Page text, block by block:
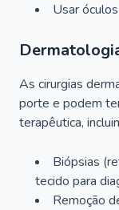
Usar
As cirurgias
porte e podem
terapêutica,
Biópsias
tecido para
Remoção